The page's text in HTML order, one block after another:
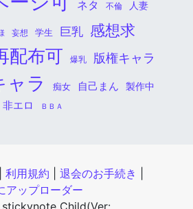
ネタ 不倫 人妻
妄想 学生 巨乳 感想求
配布可 爆乳 版権キャラ
ャラ 痴女 自己まん 製作中
非エロ ＢＢＡ
利用規約 退会のお手続き
アップローダー